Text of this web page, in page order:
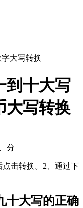
字大写转换
到十大写
大写转换
分
击转换。2、通过下
十大写的正确